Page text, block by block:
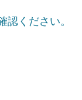
ください。